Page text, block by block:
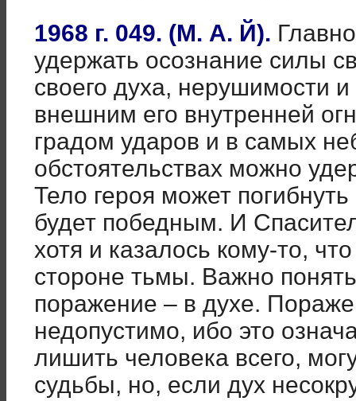
1968 г. 049. (М. А. Й).
удержать осознание силы
своего духа, нерушимости
внешним его внутренней
градом ударов и в самых
обстоятельствах можно
Тело героя может
будет победным. И
хотя и казалось кому-то,
стороне тьмы. Важно
поражение – в духе.
недопустимо, ибо это
лишить человека всего,
судьбы, но, если дух